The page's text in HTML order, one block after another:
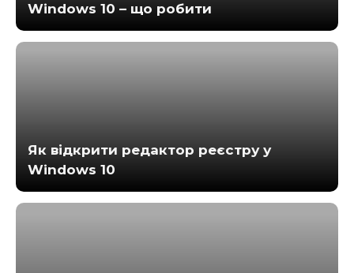
Windows 10 – що робити
Як відкрити редактор реєстру у
Windows 10